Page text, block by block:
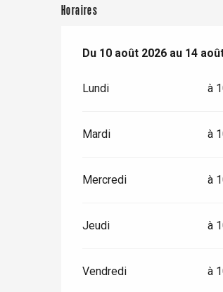
Horaires
Du 10 août 2026 au 14
Du 10 août 2026 au 14
Lundi à
Mardi à
Mercredi à
Jeudi à
Vendredi à